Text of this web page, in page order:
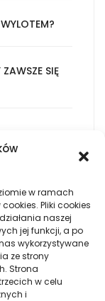
w ramach
Pliki cookies
naszej
jej funkcji, a po
wykorzystywane
ze strony
Strona
w celu
i
SIĘ
GOŚCI NA